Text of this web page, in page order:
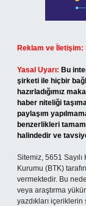
Reklam ve İletişim:
Yasal Uyarı: Bu
şirketi ile hiçbir
hazırladığımız
haber niteliği
paylaşım
benzerlikleri
halindedir ve
Sitemiz, 5651
Kurumu (BTK)
vermektedir. Bu
veya araştırma
yazdıkları